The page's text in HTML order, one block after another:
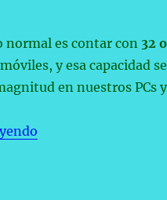
normal es contar con 32
y esa capacidad
en nuestros PCs
«Los monstruosos